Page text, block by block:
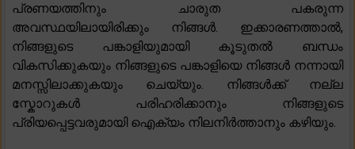
പ്രണയത്തിനും ചാരുത പകരുന്ന
അവസ്ഥയിലായിരിക്കും നിങ്ങൾ. ഇക്കാരണത്താൽ,
നിങ്ങളുടെ പങ്കാളിയുമായി കൂടുതൽ ബന്ധം
വികസിക്കുകയും നിങ്ങളുടെ പങ്കാളിയെ നിങ്ങൾ നന്നായി
മനസ്സിലാക്കുകയും ചെയ്യും. നിങ്ങൾക്ക് നല്ല
സ്കോറുകൾ പരിഹരിക്കാനും നിങ്ങളുടെ
പ്രിയപ്പെട്ടവരുമായി ഐക്യം നിലനിർത്താനും കഴിയും.